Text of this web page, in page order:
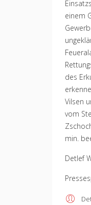
einem
des
Vilsen
vom
min.
Detlef